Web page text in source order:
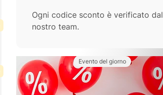
Ogni codice sconto è verificato dal
nostro team.
Evento del giorno